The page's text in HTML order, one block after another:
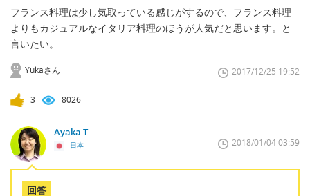
フランス料理は少し気取っている感じがするので、フランス料理
よりもカジュアルなイタリア料理のほうが人気だと思います。と
言いたい。
Yukaさん 2017/12/25 19:52
3 8026
Ayaka T
日本 2018/01/04 03:59
回答